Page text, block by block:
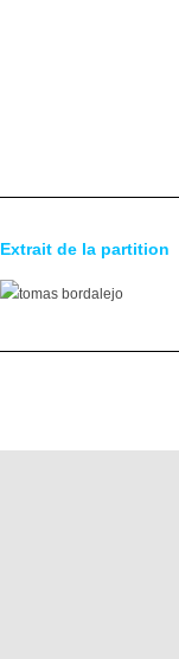
Extrait de la partition